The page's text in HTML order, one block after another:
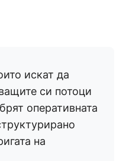
искат да
си потоци
оперативната
на